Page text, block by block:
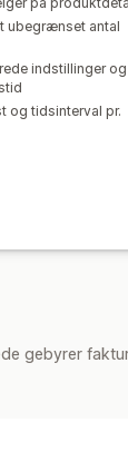
ubegrænset antal
indstillinger og
og tidsinterval pr.
gebyrer